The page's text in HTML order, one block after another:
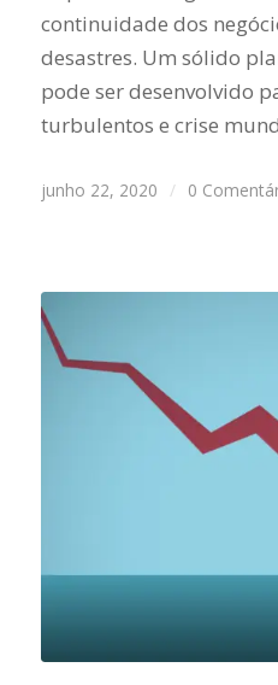
continuidade dos
desastres. Um sólido
pode ser desenvolvido
turbulentos e crise
junho 22, 2020 / 0